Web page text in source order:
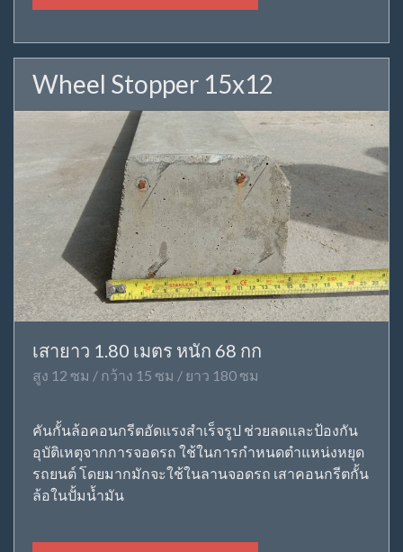
Wheel Stopper 15x12
เสายาว 1.80 เมตร หนัก 68 กก
สูง 12 ซม / กว้าง 15 ซม / ยาว 180 ซม
คันกั้นล้อคอนกรีตอัดแรงสำเร็จรูป ช่วยลดและป้องกัน
อุบัติเหตุจากการจอดรถ ใช้ในการกำหนดตำแหน่งหยุด
รถยนต์ โดยมากมักจะใช้ในลานจอดรถ เสาคอนกรีตกั้น
ล้อในปั้มน้ำมัน